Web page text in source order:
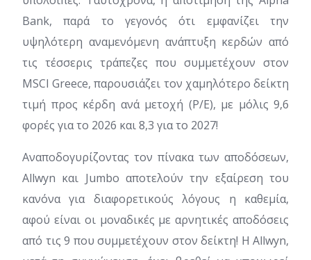
Bank, παρά το γεγονός ότι εμφανίζει την
υψηλότερη αναμενόμενη ανάπτυξη κερδών από
τις τέσσερις τράπεζες που συμμετέχουν στον
MSCI Greece, παρουσιάζει τον χαμηλότερο δείκτη
τιμή προς κέρδη ανά μετοχή (P/E), με μόλις 9,6
φορές για το 2026 και 8,3 για το 2027!
Αναποδογυρίζοντας τον πίνακα των αποδόσεων,
Allwyn και Jumbo αποτελούν την εξαίρεση του
κανόνα για διαφορετικούς λόγους η καθεμία,
αφού είναι οι μοναδικές με αρνητικές αποδόσεις
από τις 9 που συμμετέχουν στον δείκτη! Η Allwyn,